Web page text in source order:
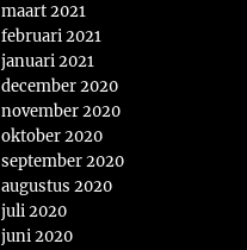
maart 2021
februari 2021
januari 2021
december 2020
november 2020
oktober 2020
september 2020
augustus 2020
juli 2020
juni 2020